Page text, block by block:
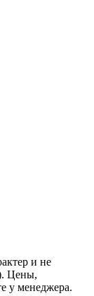
и не
Цены,
у менеджера.